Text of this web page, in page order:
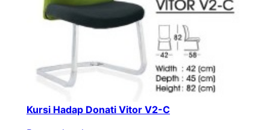
Kursi Hadap Donati Vitor V2-C